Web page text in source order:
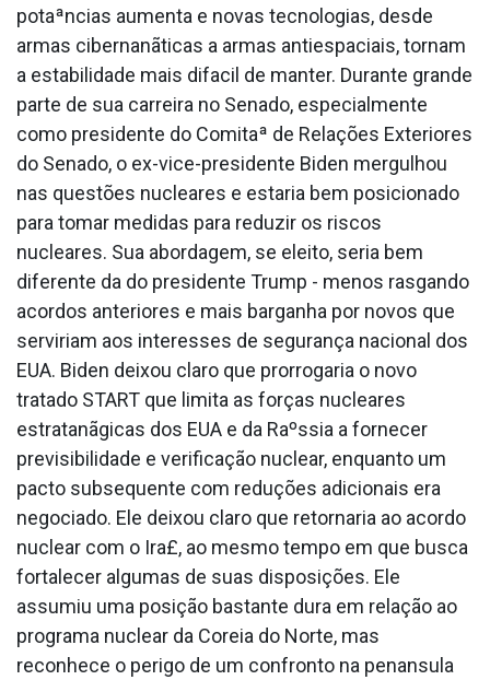
potaªncias aumenta e novas tecnologias, desde
armas cibernanãticas a armas antiespaciais, tornam
a estabilidade mais difa­cil de manter. Durante grande
parte de sua carreira no Senado, especialmente
como presidente do Comitaª de Relações Exteriores
do Senado, o ex-vice-presidente Biden mergulhou
nas questões nucleares e estaria bem posicionado
para tomar medidas para reduzir os riscos
nucleares. Sua abordagem, se eleito, seria bem
diferente da do presidente Trump - menos rasgando
acordos anteriores e mais barganha por novos que
serviriam aos interesses de segurança nacional dos
EUA. Biden deixou claro que prorrogaria o novo
tratado START que limita as forças nucleares
estratanãgicas dos EUA e da Raºssia a fornecer
previsibilidade e verificação nuclear, enquanto um
pacto subsequente com reduções adicionais era
negociado. Ele deixou claro que retornaria ao acordo
nuclear com o Ira£, ao mesmo tempo em que busca
fortalecer algumas de suas disposições. Ele
assumiu uma posição bastante dura em relação ao
programa nuclear da Coreia do Norte, mas
reconhece o perigo de um confronto na pena­nsula